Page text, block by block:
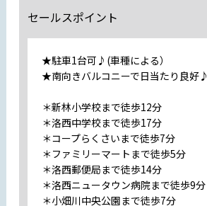
セールスポイント
★駐車1台可♪(車種による）
★南向きバルコニーで日当たり良好♪
＊新林小学校まで徒歩12分
＊洛西中学校まで徒歩17分
＊コープらくさいまで徒歩7分
＊ファミリーマートまで徒歩5分
＊洛西郵便局まで徒歩14分
＊洛西ニュータウン病院まで徒歩9分
＊小畑川中央公園まで徒歩7分